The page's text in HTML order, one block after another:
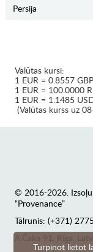
Persija
Turpinot lietot
Valūtas kursi:
1 EUR = 0.8557 GBP
1 EUR = 100.0000
1 EUR = 1.1485
(Valūtas kurss uz
© 2016-2026. Izsoļu
“Provenance”
Tālrunis: (+371)